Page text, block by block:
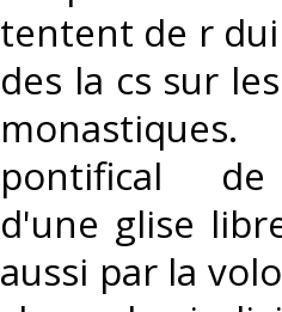
tentent de r
des la cs sur
pontifical
d'une glise
aussi par la